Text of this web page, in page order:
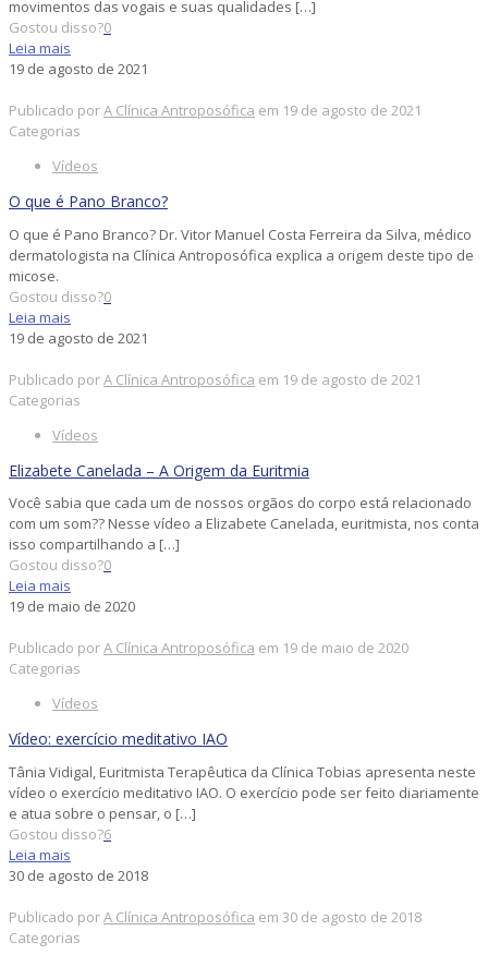
movimentos das vogais e suas qualidades […]
Gostou disso?0
Leia mais
19 de agosto de 2021
Publicado porA Clínica Antroposófica em 19 de agosto de 2021
Categorias
Vídeos
O que é Pano Branco?
O que é Pano Branco? Dr. Vitor Manuel Costa Ferreira da Silva, médico
dermatologista na Clínica Antroposófica explica a origem deste tipo de
micose.
Gostou disso?0
Leia mais
19 de agosto de 2021
Publicado porA Clínica Antroposófica em 19 de agosto de 2021
Categorias
Vídeos
Elizabete Canelada – A Origem da Euritmia
Você sabia que cada um de nossos orgãos do corpo está relacionado
com um som?? Nesse vídeo a Elizabete Canelada, euritmista, nos conta
isso compartilhando a […]
Gostou disso?0
Leia mais
19 de maio de 2020
Publicado porA Clínica Antroposófica em 19 de maio de 2020
Categorias
Vídeos
Vídeo: exercício meditativo IAO
Tânia Vidigal, Euritmista Terapêutica da Clínica Tobias apresenta neste
vídeo o exercício meditativo IAO. O exercício pode ser feito diariamente
e atua sobre o pensar, o […]
Gostou disso?6
Leia mais
30 de agosto de 2018
Publicado porA Clínica Antroposófica em 30 de agosto de 2018
Categorias